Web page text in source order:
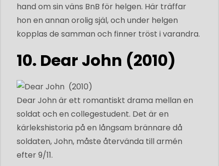
hand om sin väns BnB för helgen. Här träffar
hon en annan orolig själ, och under helgen
kopplas de samman och finner tröst i varandra.
10. Dear John (2010)
Dear John är ett romantiskt drama mellan en
soldat och en collegestudent. Det är en
kärlekshistoria på en långsam brännare då
soldaten, John, måste återvända till armén
efter 9/11.